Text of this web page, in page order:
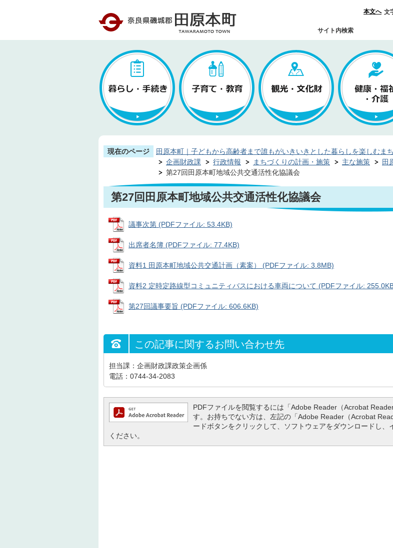
本文へ 文
サイト内検索
現在のページ 田原本町｜子どもから高齢者まで誰もがいきいきとした暮らしを楽しむま
企画財政課
行政情報 まちづくりの計画・施策 主な施策 田
第27回田原本町地域公共交通活性化協議会
第27回田原本町地域公共交通活性化協議会
議事次第 (PDFファイル: 53.4KB)
出席者名簿 (PDFファイル: 77.4KB)
資料1 田原本町地域公共交通計画（素案） (PDFファイル: 3.8MB)
資料2 定時定路線型コミュニティバスにおける車両について (PDFファイル:
第27回議事要旨 (PDFファイル: 606.6KB)
この記事に関するお問い合わせ先
担当課：企画財政課政策企画係
電話：0744-34-2083
PDFファイルを閲覧するには「Adobe Reader（Acrobat
す。お持ちでない方は、左記の「Adobe Reader（Acrobat
ードボタンをクリックして、ソフトウェアをダウンロードし、
ください。